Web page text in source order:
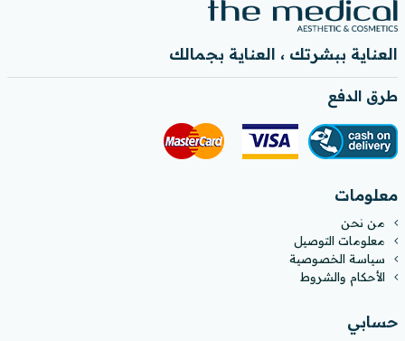
العناية ببشرتك ، العناية بجمالك
طرق الدفع
معلومات
من نحن
معلومات التوصيل
سياسة الخصوصية
الأحكام والشروط
حسابي